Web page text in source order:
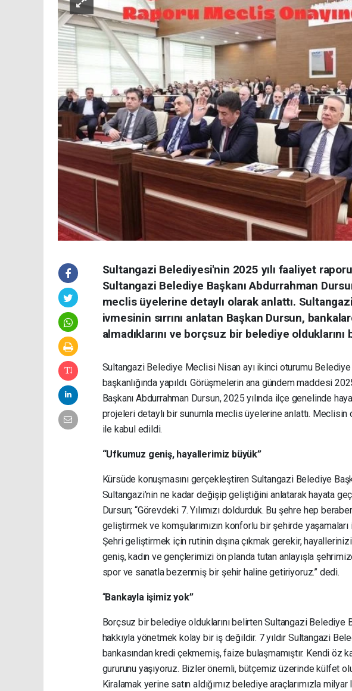
Sultangazi Belediyesi'nin 2025 yılı faaliyet
Sultangazi Belediye Başkanı Abdurrahman
meclis üyelerine detaylı olarak anlattı.
ivmesinin sırrını anlatan Başkan Dursun,
almadıklarını ve borçsuz bir belediye
Sultangazi Belediye Meclisi Nisan ayı ikinci oturumu
başkanlığında yapıldı. Görüşmelerin ana gündem maddesi
Başkanı Abdurrahman Dursun, 2025 yılında ilçe genelinde
projeleri detaylı bir sunumla meclis üyelerine anlattı. Meclisin
ile kabul edildi.
“Ufkumuz geniş, hayallerimiz büyük”
Kürsüde konuşmasını gerçekleştiren Sultangazi Belediye
Sultangazi’nin ne kadar değişip geliştiğini anlatarak hayata
Dursun; “Görevdeki 7. Yılımızı doldurduk. Bu şehre hep
geliştirmek ve komşularımızın konforlu bir şehirde
Şehri geliştirmek için rutinin dışına çıkmak gerekir,
geniş, kadın ve gençlerimizi ön planda tutan anlayışla
spor ve sanatla bezenmiş bir şehir haline getiriyoruz.” dedi.
“Bankayla işimiz yok”
Borçsuz bir belediye olduklarını belirten Sultangazi Belediye
hakkıyla yönetmek kolay bir iş değildir. 7 yıldır Sultangazi
bankasından kredi çekmemiş, faize bulaşmamıştır. Kendi öz
gururunu yaşıyoruz. Bizler önemli, bütçemiz üzerinde külfet
Kiralamak yerine satın aldığımız belediye araçlarımızla